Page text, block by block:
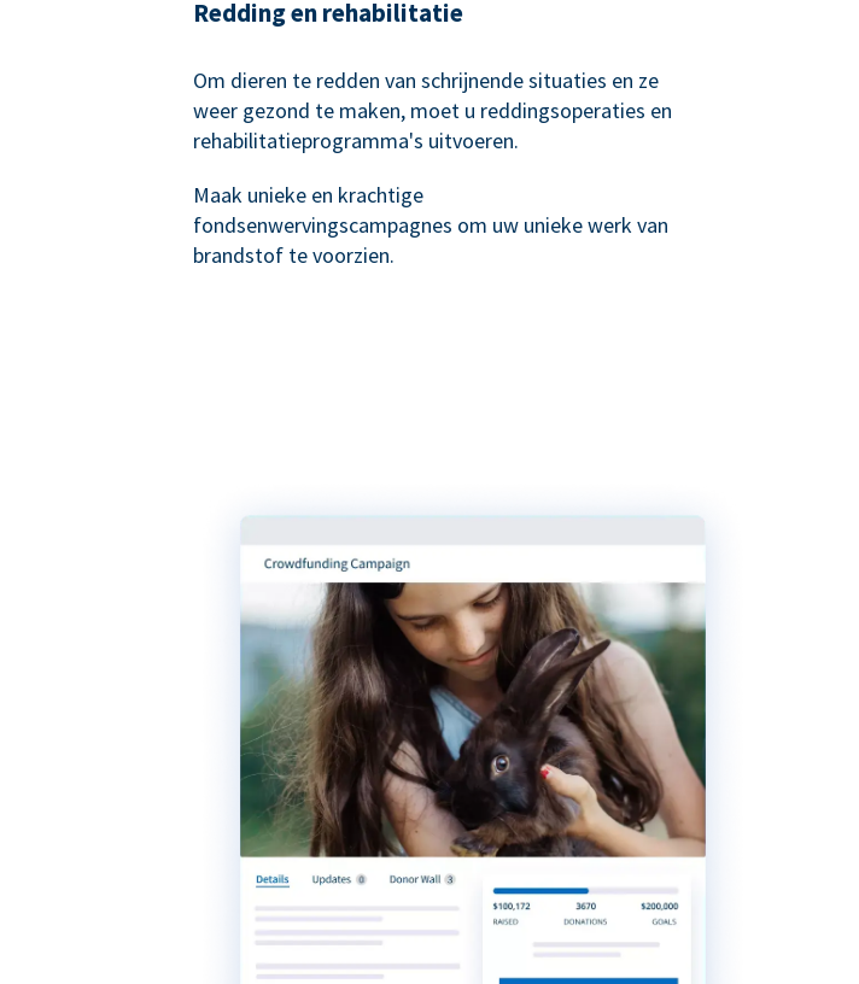
Redding en rehabilitatie
Om dieren te redden van schrijnende situaties en ze
weer gezond te maken, moet u reddingsoperaties en
rehabilitatieprogramma's uitvoeren.
Maak unieke en krachtige
fondsenwervingscampagnes om uw unieke werk van
brandstof te voorzien.